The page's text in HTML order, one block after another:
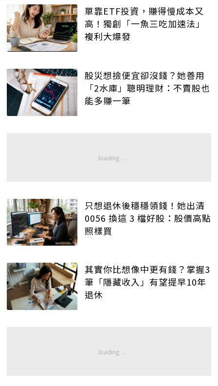
單靠ETF投資，賺得慢成本又
高！獨創「一魚三吃加速法」
複利大爆發
股災想撿便宜卻沒錢？她善用
「2水庫」聰明理財：不賣股也
能多賺一筆
只想退休後穩穩領錢！她出清
0056 換這 3 檔好股：股價高點
照樣買
其實你比想像中更有錢？掌握3
筆「隱藏收入」有望提早10年
退休